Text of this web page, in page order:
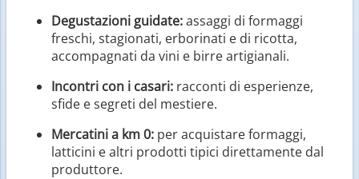
Degustazioni guidate:assaggi di formaggi
freschi, stagionati, erborinati e di ricotta,
accompagnati da vini e birre artigianali.
Incontri con i casari: racconti di esperienze,
sfide e segreti del mestiere.
Mercatini a km 0: per acquistare formaggi,
latticini e altri prodotti tipici direttamente dal
produttore.